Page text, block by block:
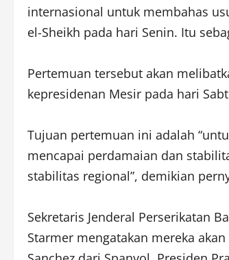
internasional untuk membahas
el-Sheikh pada hari Senin. Itu
Pertemuan tersebut akan
kepresidenan Mesir pada hari
Tujuan pertemuan ini adalah
mencapai perdamaian dan
stabilitas regional”, demikian
Sekretaris Jenderal Perserikatan
Starmer mengatakan mereka